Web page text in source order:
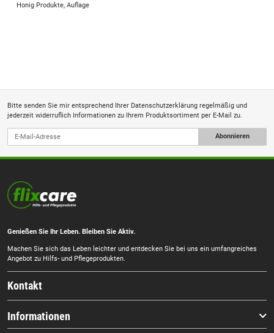
Honig Produkte, Auflage
Bitte senden Sie mir entsprechend Ihrer Datenschutzerklärung regelmäßig und
jederzeit widerruflich Informationen zu Ihrem Produktsortiment per E-Mail zu.
Abonnieren
Genießen Sie Ihr Leben. Bleiben Sie Aktiv.
Machen Sie sich das Leben leichter und entdecken Sie bei uns ein umfangreiches
Angebot zu Hilfs- und Pflegeprodukten.
Kontakt
Informationen